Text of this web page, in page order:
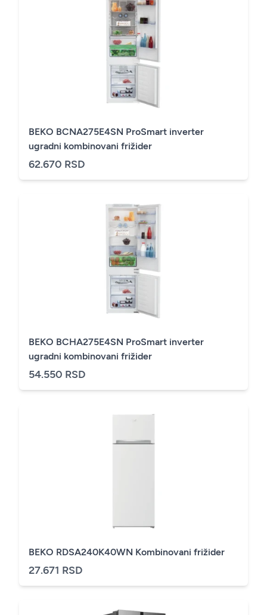
BEKO BCNA275E4SN ProSmart inverter
ugradni kombinovani frižider
62.670 RSD
BEKO BCHA275E4SN ProSmart inverter
ugradni kombinovani frižider
54.550 RSD
BEKO RDSA240K40WN Kombinovani frižider
27.671 RSD